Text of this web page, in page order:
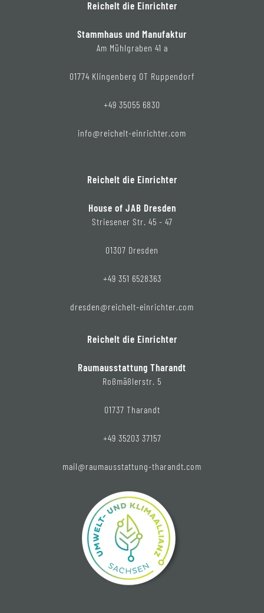
Reichelt die Einrichter
Stammhaus und Manufaktur
Am Mühlgraben 41 a
01774 Klingenberg OT Ruppendorf
+49 35055 6830
info@reichelt-einrichter.com
Reichelt die Einrichter
House of JAB Dresden
Striesener Str. 45 - 47
01307 Dresden
+49 351 6528363
dresden@reichelt-einrichter.com
Reichelt die Einrichter
Raumausstattung Tharandt
Roßmäßlerstr. 5
01737 Tharandt
+49 35203 37157
mail@raumausstattung-tharandt.com